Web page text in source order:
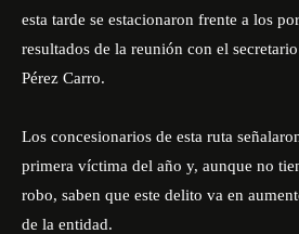
esta tarde se estacionaron frente a los
resultados de la reunión con el
Pérez Carro.
Los concesionarios de esta ruta
primera víctima del año y, aunque no
robo, saben que este delito va en
de la entidad.